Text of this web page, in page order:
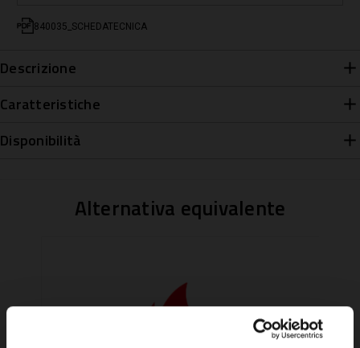
840035_SCHEDATECNICA
Descrizione
Caratteristiche
Disponibilità
Alternativa equivalente